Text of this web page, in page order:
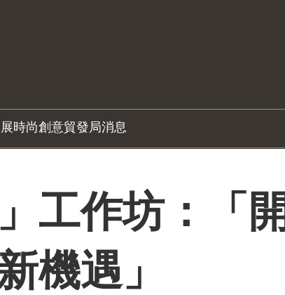
時尚創意貿發局消息
工作坊：「開
機遇」